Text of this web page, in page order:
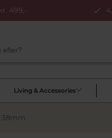
499,-
Living & Accessories
38mm